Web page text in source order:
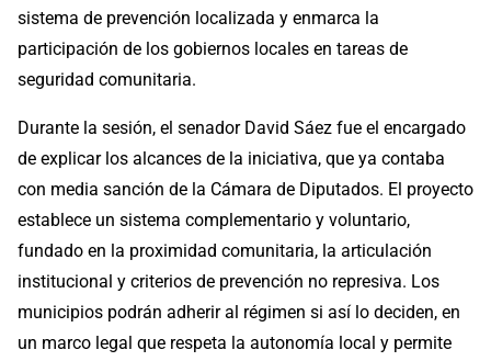
sistema de prevención localizada y enmarca la
participación de los gobiernos locales en tareas de
seguridad comunitaria.
Durante la sesión, el senador David Sáez fue el encargado
de explicar los alcances de la iniciativa, que ya contaba
con media sanción de la Cámara de Diputados. El proyecto
establece un sistema complementario y voluntario,
fundado en la proximidad comunitaria, la articulación
institucional y criterios de prevención no represiva. Los
municipios podrán adherir al régimen si así lo deciden, en
un marco legal que respeta la autonomía local y permite